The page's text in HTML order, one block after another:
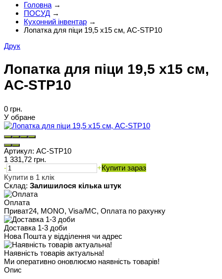
Головна →
ПОСУД →
Кухонний інвентар →
Лопатка для піци 19,5 х15 см, AC-STP10
Друк
Лопатка для піци 19,5 х15 см,
AC-STP10
0 грн.
У обране
Артикул: AC-STP10
1 331,72 грн.
-
+Купити зараз
Купити в 1 клік
Склад: Залишилося кілька штук
Оплата
Приват24, MONO, Visa/MC, Оплата по рахунку
Доставка 1-3 доби
Нова Пошта у відділення чи адрес
Наявність товарів актуальна!
Ми оперативно оновлюємо наявність товарів!
Опис